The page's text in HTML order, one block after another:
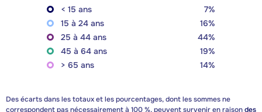
< 15 ans
7%
15 à 24 ans
16%
25 à 44 ans
44%
45 à 64 ans
19%
> 65 ans
14%
Des écarts dans les totaux et les pourcentages, dont les sommes ne
correspondent pas nécessairement à 100 %, peuvent survenir en raisondes